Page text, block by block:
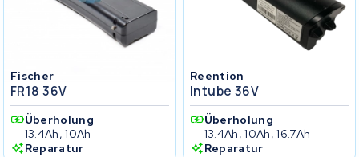
Fischer
FR18 36V
Überholung
13.4Ah, 10Ah
Reparatur
Reention
Intube 36V
Überholung
13.4Ah, 10Ah, 16.7Ah
Reparatur